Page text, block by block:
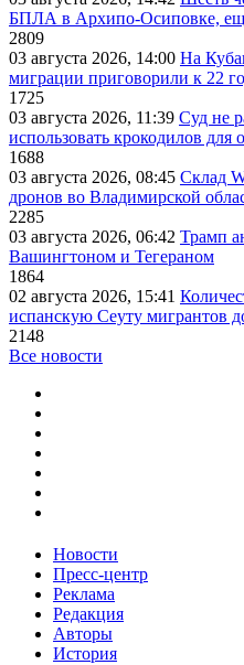
БПЛА в Архипо-Осиповке,
2809
03 августа 2026, 14:00 На
миграции приговорили к 22
1725
03 августа 2026, 11:39 Суд не
использовать крокодилов
1688
03 августа 2026, 08:45 Склад
дронов во Владимирской
2285
03 августа 2026, 06:42 Трамп
Вашингтоном и Тегераном
1864
02 августа 2026, 15:41
испанскую Сеуту мигрантов
2148
Все новости
Новости
Пресс-центр
Реклама
Редакция
Авторы
История